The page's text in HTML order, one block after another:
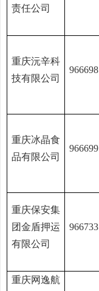
责任公司
重庆沅辛科
技有限公司
966698
重庆冰晶食
品有限公司
966699
重庆保安集
团金盾押运
有限公司
966733
重庆网逸航